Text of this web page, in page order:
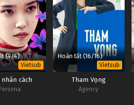
(4/4)
Vietsub
cách
Hoàn tất (16/16)
Vietsub
Tham Vọng
Agency